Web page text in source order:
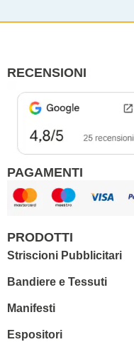
RECENSIONI
PAGAMENTI
PRODOTTI
Striscioni Pubblicitari
Bandiere e Tessuti
Manifesti
Espositori